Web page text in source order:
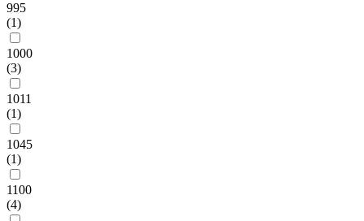
995
(1)
1000
(3)
1011
(1)
1045
(1)
1100
(4)